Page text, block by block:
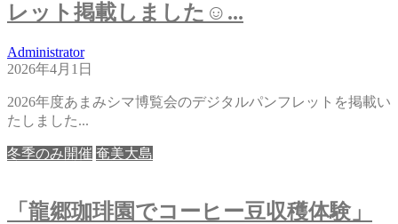
レット掲載しました☺...
Administrator
2026年4月1日
2026年度あまみシマ博覧会のデジタルパンフレットを掲載い
たしました...
冬季のみ開催 奄美大島
「龍郷珈琲園でコーヒー豆収穫体験」